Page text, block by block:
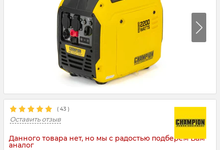
( 43 )
Оставить отзыв
Данного товара нет, но мы с радостью подберем Вам
аналог